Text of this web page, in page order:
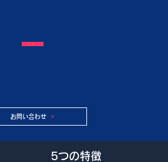
お問い合わせ
5つの特徴